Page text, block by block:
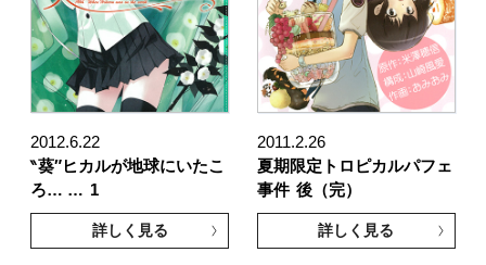
2012.6.22
‶葵″ヒカルが地球にいたこ
ろ… … 1
詳しく見る
2011.2.26
夏期限定トロピカルパフェ
事件 後（完）
詳しく見る